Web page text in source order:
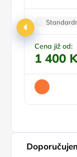
Cena již od:
1 400